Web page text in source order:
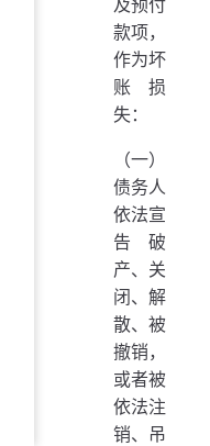
及预付
款项，
作为坏
账损
失：
（一）
债务人
依法宣
告破
产、关
闭、解
散、被
撤销，
或者被
依法注
销、吊